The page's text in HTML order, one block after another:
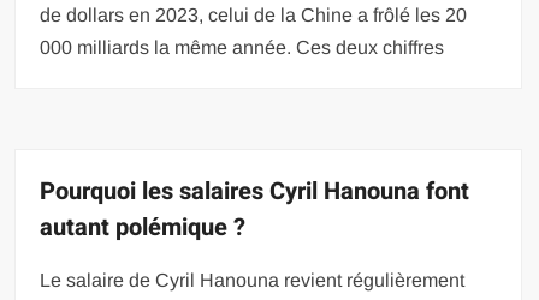
de dollars en 2023, celui de la Chine a frôlé les 20
000 milliards la même année. Ces deux chiffres
Pourquoi les salaires Cyril Hanouna font
autant polémique ?
Le salaire de Cyril Hanouna revient régulièrement